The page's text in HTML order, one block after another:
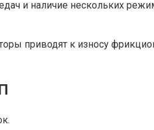
и наличие нескольких
приводят к износу